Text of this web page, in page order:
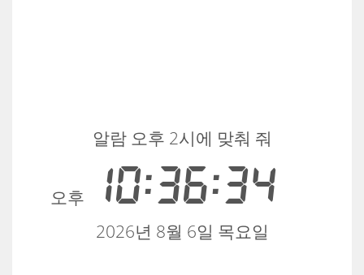
오후 10:36:34
알람 오후 2시에 맞춰 줘
2026년 8월 6일 목요일